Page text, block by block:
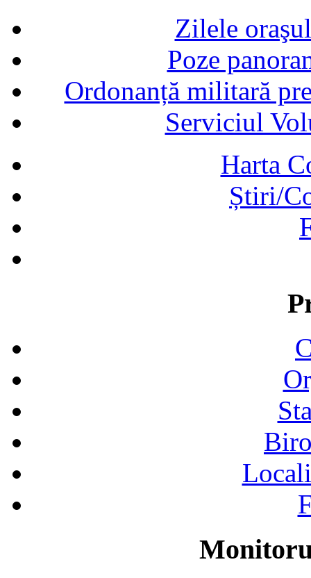
Zilele
Poze
Ordonanță militară
Serviciul
Harta
Știri/